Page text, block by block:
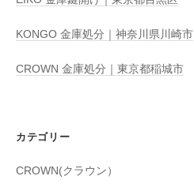
KONGO 金庫処分｜神奈川県川崎市
CROWN 金庫処分｜東京都稲城市
カテゴリー
CROWN(クラウン）